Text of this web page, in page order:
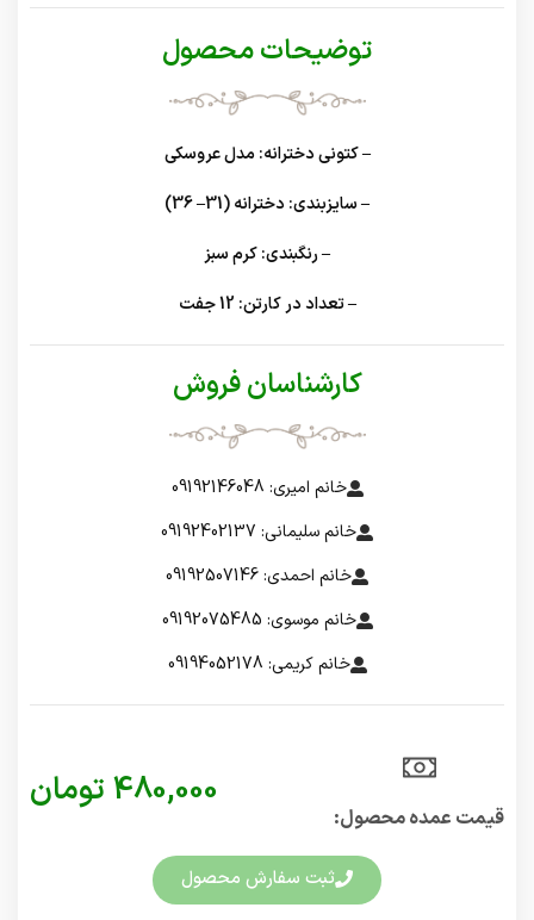
توضیحات محصول
– کتونی دخترانه: مدل عروسکی
– سایزبندی: دخترانه (31– 36)
– رنگبندی: کرم سبز
– تعداد در کارتن: 12 جفت
کارشناسان فروش
خانم امیری: 09192146048
خانم سلیمانی: 09192402137
خانم احمدی: 09192507146
خانم موسوی: 09192075485
خانم کریمی: 09194052178
قیمت عمده محصول:​
480,000 تومان
ثبت سفارش محصول